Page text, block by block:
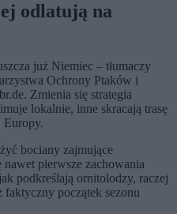
odlatują na
już Niemiec – tłumaczy
Ochrony Ptaków i
Zmienia się strategia
lokalnie, inne skracają trasę
Europy.
bociany zajmujące
nawet pierwsze zachowania
podkreślają ornitolodzy, raczej
faktyczny początek sezonu